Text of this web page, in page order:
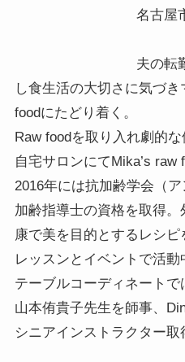
名古屋
夫の転
し食生活の大切さに気づ
foodにたどり着く。
Raw foodを取り入れ劇的
自宅サロンにてMika’s raw
2016年には抗加齢学会（
加齢指導士の資格を取得
康で美を目的とするレシ
レッスンとイベントで活動
テーブルコーディネート
山本侑貴子先生を師事、
シニアインストラクター取